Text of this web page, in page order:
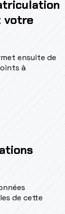
votre
ensuite de
à
de cette